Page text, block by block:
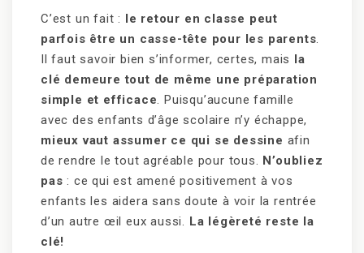
C’est un fait : le retour en classe peut
parfois être un casse-tête pour les parents.
Il faut savoir bien s’informer, certes, mais la
clé demeure tout de même une préparation
simple et efficace. Puisqu’aucune famille
avec des enfants d’âge scolaire n’y échappe,
mieux vaut assumer ce qui se dessine afin
de rendre le tout agréable pour tous. N’oubliez
pas : ce qui est amené positivement à vos
enfants les aidera sans doute à voir la rentrée
d’un autre œil eux aussi. La légèreté reste la
clé!